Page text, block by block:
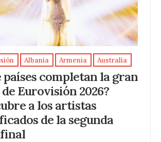
Albania Armenia Australia
países completan la gran
Eurovisión 2026?
a los artistas
de la segunda